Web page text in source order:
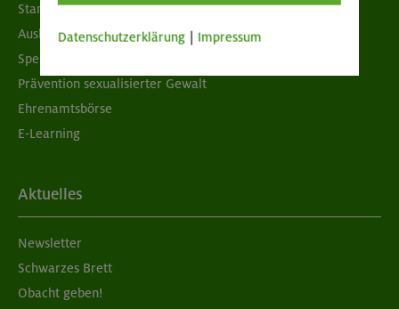
Standorte
Ausbildung & Jobs
Spenden
Prävention sexualisierter Gewalt
Ehrenamtsbörse
E-Learning
Aktuelles
Newsletter
Schwarzes Brett
Obacht geben!
Datenschutzerklärung Impressum